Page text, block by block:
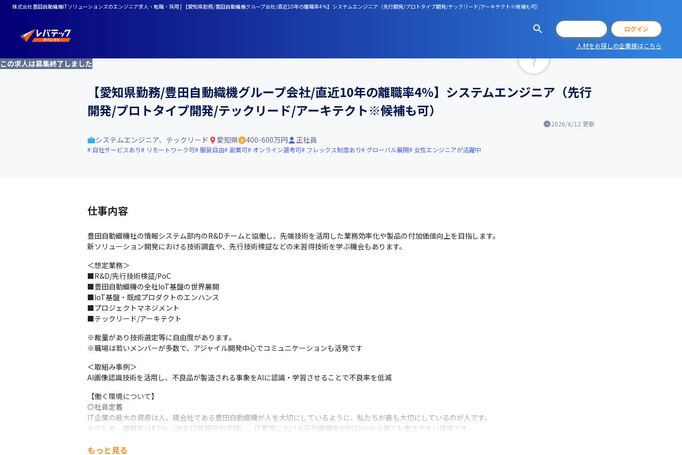
株式会社豊田自動織機ITソリューションズのエンジニア求人・転職・採用 | 【愛知県勤務/豊田自動織機グループ会社/直近10年の離職率4％】システムエンジニア（先行開発/プロトタイプ開発/テックリード/アーキテクト※候補も可）
ログイン
人材をお探しの企業様はこちら
この求人は募集終了しました
【愛知県勤務/豊田自動織機グループ会社/直近10年の離職率4％】システムエンジニア（先行
開発/プロトタイプ開発/テックリード/アーキテクト※候補も可）
2026/6/12 更新
システムエンジニア、テックリード 愛知県 400-600万円 正社員
自社サービスあり リモートワーク可 服装自由 副業可 オンライン選考可 フレックス制度あり グローバル展開 女性エンジニアが活躍中
仕事内容
豊田自動織機社の情報システム部内のR&Dチームと協働し、先端技術を活用した業務効率化や製品の付加価値向上を目指します。
新ソリューション開発における技術調査や、先行技術検証などの未習得技術を学ぶ機会もあります。
＜想定業務＞
■R&D/先行技術検証/PoC
■豊田自動織機の全社IoT基盤の世界展開
■IoT基盤・既成プロダクトのエンハンス
■プロジェクトマネジメント
■テックリード/アーキテクト
※裁量があり技術選定等に自由度があります。
※職場は若いメンバーが多数で、アジャイル開発中心でコミュニケーションも活発です
＜取組み事例＞
AI画像認識技術を活用し、不良品が製造される事象をAIに認識・学習させることで不良率を低減
【働く環境について】
◎社員定着
IT企業の最大の資産は人。親会社である豊田自動織機が人を大切にしているように、私たちが最も大切にしているのが人です。
そのため、離職率は4.0％（過去10年間平均実績）。IT業界における平均離職率が約10％から見ても働きやすい環境です。
す。
もっと見る